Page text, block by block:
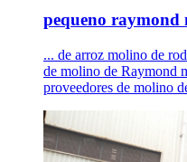
pequeno raymond
... de arroz molino de
de molino de Raymond
proveedores de molino